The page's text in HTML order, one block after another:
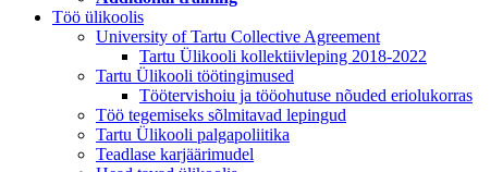
Töö ülikoolis
University of Tartu Collective Agreement
Tartu Ülikooli kollektiivleping 2018-2022
Tartu Ülikooli töötingimused
Töötervishoiu ja tööohutuse nõuded eriolukorras
Töö tegemiseks sõlmitavad lepingud
Tartu Ülikooli palgapoliitika
Teadlase karjäärimudel